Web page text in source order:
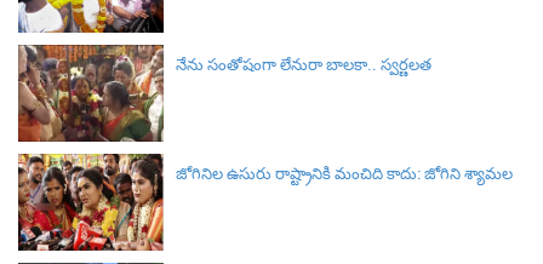
నేను సంతోషంగా లేనురా బాలకా.. స్వర్ణలత
జోగినిల ఉసురు రాష్ట్రానికి మంచిది కాదు: జోగిని శ్యామల